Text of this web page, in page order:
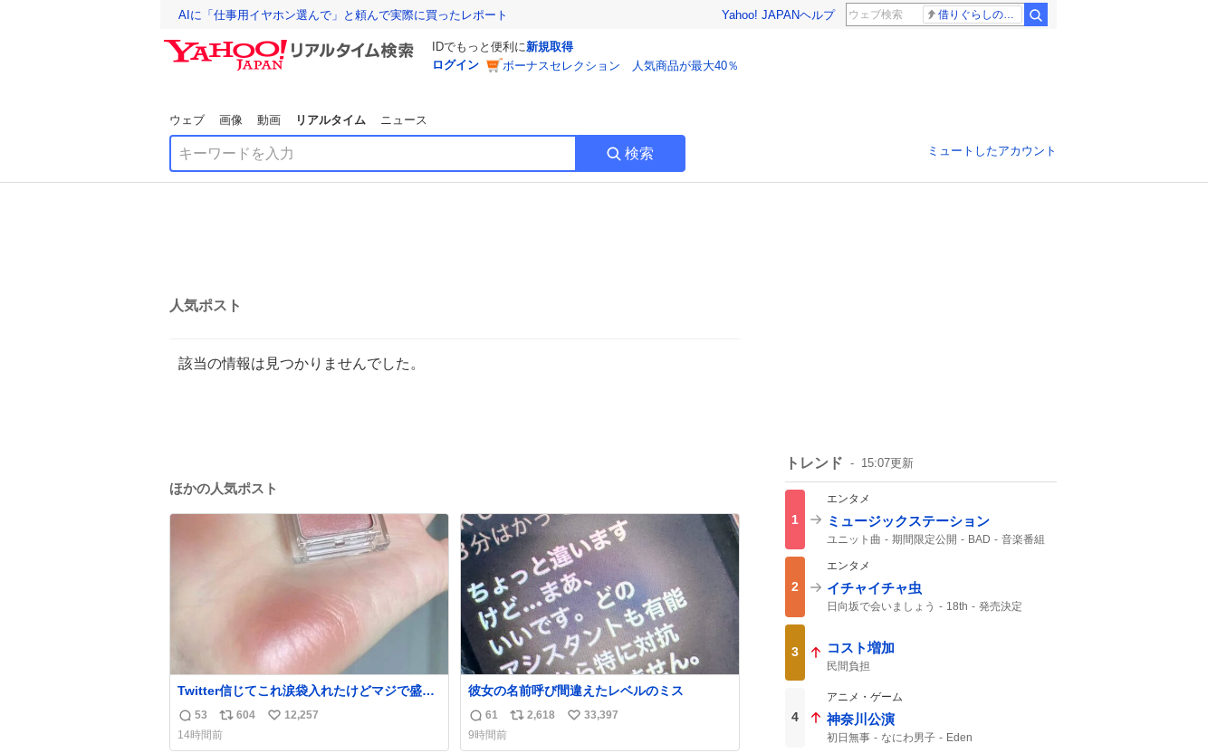
AIに「仕事用イヤホン選んで」と頼んで実際に買ったレポート Yahoo! JAPANヘルプ 借りぐらしのアリエッティ 耳をすませば
IDでもっと便利に新規取得
ログイン
ボーナスセレクション 人気商品が最大40％
ウェブ 画像 動画 リアルタイム ニュース
検索 ミュートしたアカウント
人気ポスト
該当の情報は見つかりませんでした。
ほかの人気ポスト
Twitter信じてこれ涙袋入れたけどマジで盛れ
た…ありがとう…
返
信
53
リ
ポ
604
い
12,257
14時間前
彼女の名前呼び間違えたレベルのミス
返
信
61
リ
2,618
い
33,397
9時間前
トレンド 15:07更新
1
エンタメ
ミュージックステーション
ユニット曲 期間限定公開 BAD
音楽番組
2
エンタメ
イチャイチャ虫
日向坂で会いましょう 18th
発売決定
3 コスト増加
民間負担
4
アニメ・ゲーム
神奈川公演
初日無事 なにわ男子 Eden